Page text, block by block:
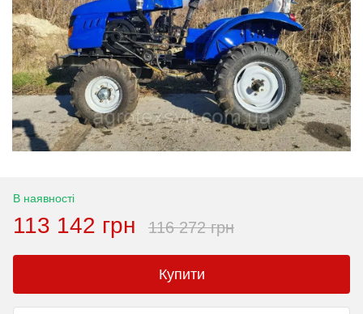
В наявності
113 142 грн 116 272 грн
Купити